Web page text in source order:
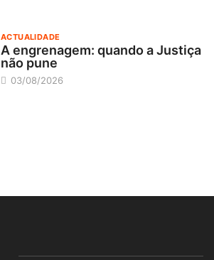
ACTUALIDADE
A engrenagem: quando a Justiça
não pune
03/08/2026